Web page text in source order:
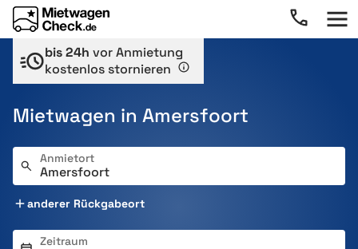
bis 24h vor Anmietung
kostenlos stornieren
Mietwagen in Amersfoort
Anmietort
anderer Rückgabeort
Zeitraum